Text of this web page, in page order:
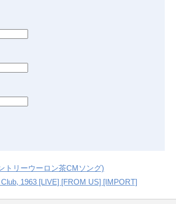
トリーウーロン茶CMソング)
1963 [LIVE] [FROM US] [IMPORT]